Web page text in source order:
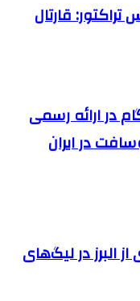
قارتال
در ارائه رسمی
در ایران
البرز در لیگ‌های